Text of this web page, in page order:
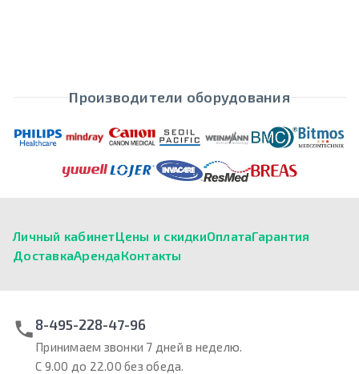
Производители оборудования
Личный кабинетЦены и скидкиОплатаГарантия
ДоставкаАрендаКонтакты
8-495-228-47-96
Принимаем звонки 7 дней в неделю.
С 9.00 до 22.00 без обеда.